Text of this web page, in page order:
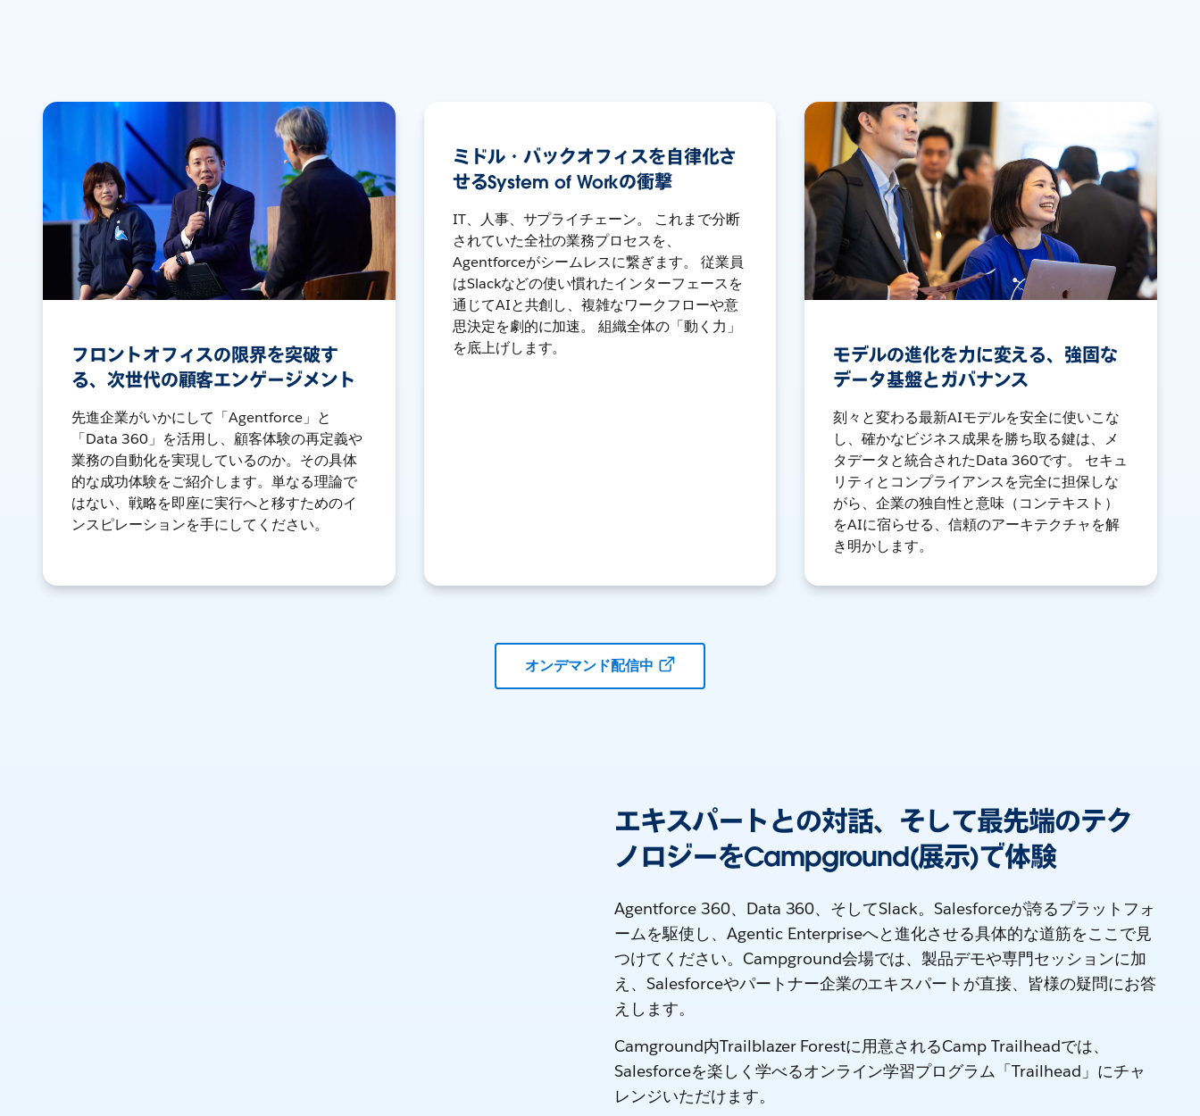
フロントオフィスの限界を突破す
る、次世代の顧客エンゲージメント
先進企業がいかにして「Agentforce」と
「Data 360」を活用し、顧客体験の再定義や
業務の自動化を実現しているのか。その具体
的な成功体験をご紹介します。単なる理論で
はない、戦略を即座に実行へと移すためのイ
ンスピレーションを手にしてください。
ミドル・バックオフィスを自律化さ
せるSystem of Workの衝撃
IT、人事、サプライチェーン。 これまで分断
されていた全社の業務プロセスを、
Agentforceがシームレスに繋ぎます。 従業員
はSlackなどの使い慣れたインターフェースを
通じてAIと共創し、複雑なワークフローや意
思決定を劇的に加速。 組織全体の「動く力」
を底上げします。
モデルの進化を力に変える、強固な
データ基盤とガバナンス
刻々と変わる最新AIモデルを安全に使いこな
し、確かなビジネス成果を勝ち取る鍵は、メ
タデータと統合されたData 360です。 セキュ
リティとコンプライアンスを完全に担保しな
がら、企業の独自性と意味（コンテキスト）
をAIに宿らせる、信頼のアーキテクチャを解
き明かします。
オンデマンド配信中
エキスパートとの対話、そして最先端のテク
ノロジーをCampground(展示)で体験
Agentforce 360、Data 360、そしてSlack。Salesforceが誇るプラットフォ
ームを駆使し、Agentic Enterpriseへと進化させる具体的な道筋をここで見
つけてください。Campground会場では、製品デモや専門セッションに加
え、Salesforceやパートナー企業のエキスパートが直接、皆様の疑問にお答
えします。
Camground内Trailblazer Forestに用意されるCamp Trailheadでは、
Salesforceを楽しく学べるオンライン学習プログラム「Trailhead」にチャ
レンジいただけます。